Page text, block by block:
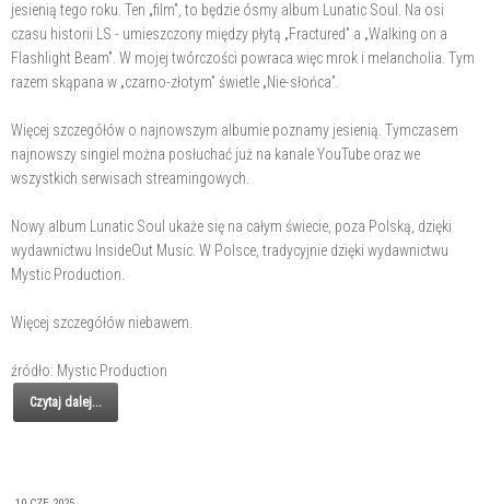
jesienią tego roku. Ten „film”, to będzie ósmy album Lunatic Soul. Na osi
czasu historii LS - umieszczony między płytą „Fractured” a „Walking on a
Flashlight Beam”. W mojej twórczości powraca więc mrok i melancholia. Tym
razem skąpana w „czarno-złotym” świetle „Nie-słońca”.
Więcej szczegółów o najnowszym albumie poznamy jesienią. Tymczasem
najnowszy singiel można posłuchać już na kanale YouTube oraz we
wszystkich serwisach streamingowych.
Nowy album Lunatic Soul ukaże się na całym świecie, poza Polską, dzięki
wydawnictwu InsideOut Music. W Polsce, tradycyjnie dzięki wydawnictwu
Mystic Production.
Więcej szczegółów niebawem.
źródło: Mystic Production
Czytaj dalej...